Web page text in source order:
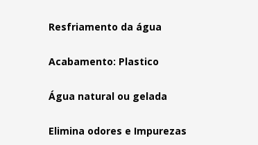
Resfriamento da água
Acabamento: Plastico
Água natural ou gelada
Elimina odores e Impurezas